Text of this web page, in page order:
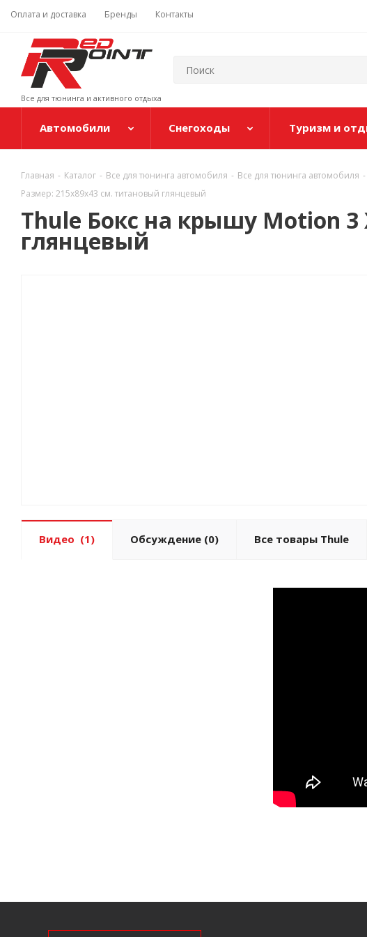
Оплата и доставка Бренды Контакты
Все для тюнинга и активного отдыха
Автомобили Снегоходы Туризм и
Главная - Каталог - Все для тюнинга автомобиля - Все для тюнинга автомобиля -
Размер: 215x89x43 см. титановый глянцевый
Thule Бокс на крышу Motion 3
глянцевый
Видео (1) Обсуждение (0) Все товары Thule